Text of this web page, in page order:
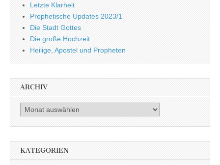
Letzte Klarheit
Prophetische Updates 2023/1
Die Stadt Gottes
Die große Hochzeit
Heilige, Apostel und Propheten
ARCHIV
Archiv
KATEGORIEN